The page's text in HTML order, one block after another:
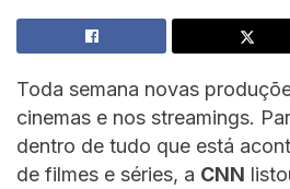
Toda semana novas
cinemas e nos streamings.
dentro de tudo que está
de filmes e séries, a CNN